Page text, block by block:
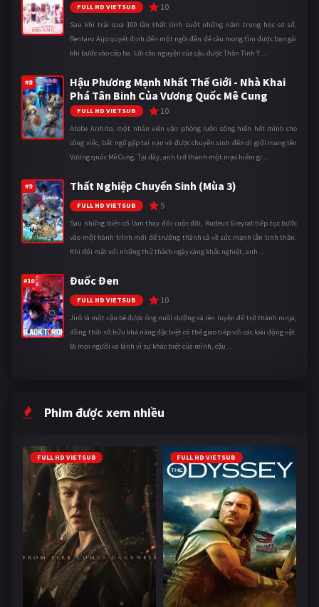
FULL HD VIETSUB 10
Sau khi trải qua 100 lần thất tình suốt những năm trung học cơ sở,
Rentaro Aijo quyết định đến một ngôi đền để cầu mong tìm được bạn gái
khi bước vào cấp ba. Lời cầu nguyện của cậu được Thần Tình Y ...
#8
Hậu Phương Mạnh Nhất Thế Giới - Nhà Khai
Phá Tân Binh Của Vương Quốc Mê Cung
FULL HD VIETSUB 10
Atobe Arihito, một nhân viên văn phòng luôn cống hiến hết mình cho
công việc, bất ngờ gặp tai nạn và được chuyển sinh đến dị giới mang tên
Vương quốc Mê Cung. Tại đây, anh trở thành một mạo hiểm gi ...
#9 Thất Nghiệp Chuyển Sinh (Mùa 3)
FULL HD VIETSUB 5
Sau những biến cố làm thay đổi cuộc đời, Rudeus Greyrat tiếp tục bước
vào một hành trình mới để trưởng thành cả về sức mạnh lẫn tinh thần.
Khi đối mặt với những thử thách ngày càng khắc nghiệt, anh ...
#10 Đuốc Đen
FULL HD VIETSUB 10
Jirô là một cậu bé được ông nuôi dưỡng và rèn luyện để trở thành ninja,
đồng thời sở hữu khả năng đặc biệt có thể giao tiếp với các loài động vật.
Bị mọi người xa lánh vì sự khác biệt của mình, cậu ...
Phim được xem nhiều
FULL HD VIETSUB FULL HD VIETSUB